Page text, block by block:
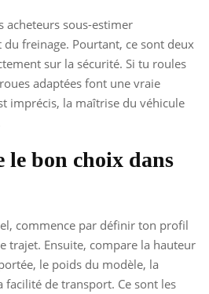
acheteurs sous-estimer
du freinage. Pourtant, ce sont deux
sur la sécurité. Si tu roules
adaptées font une vraie
imprécis, la maîtrise du véhicule
le bon choix dans
commence par définir ton profil
trajet. Ensuite, compare la hauteur
le poids du modèle, la
facilité de transport. Ce sont les